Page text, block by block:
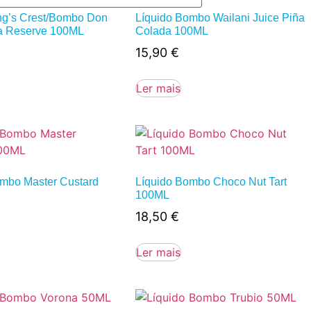
Crest/Bombo Don
Reserve 100ML
Líquido Bombo Wailani Juice Piña
Colada 100ML
15,90€
Ler mais
Master Custard
Líquido Bombo Choco Nut Tart
100ML
18,50€
Ler mais